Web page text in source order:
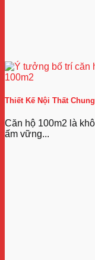
Thiết Kế Nội Thất
Căn hộ 100m2 là
ấm vững...